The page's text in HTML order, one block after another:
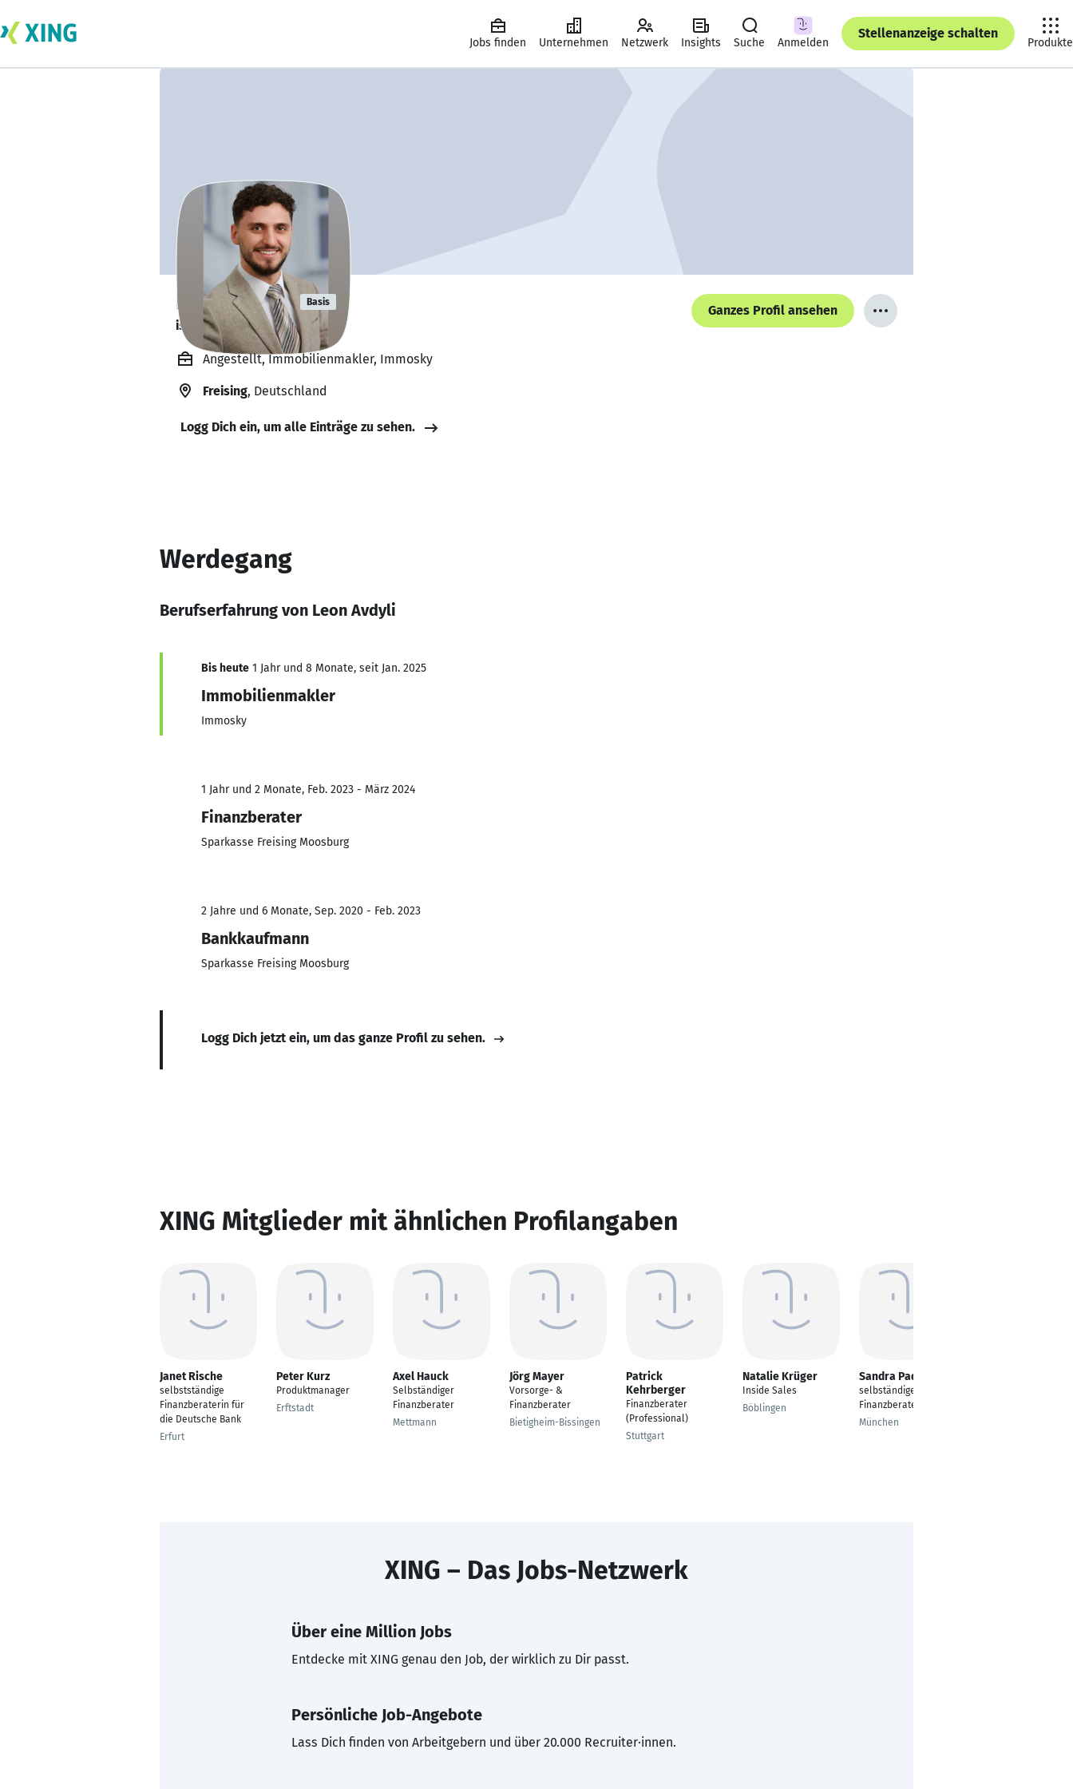
Jobs finden Unternehmen Netzwerk Insights Suche Anmelden
Stellenanzeige schalten
Produkte
Leon Avdyli Basis
ist offen für Projekte. 🔎
Ganzes Profil ansehen
Angestellt, Immobilienmakler, Immosky
Freising, Deutschland
Logg Dich ein, um alle Einträge zu sehen.
Werdegang
Berufserfahrung von Leon Avdyli
Bis heute 1 Jahr und 8 Monate, seit Jan. 2025
Immobilienmakler
Immosky
1 Jahr und 2 Monate, Feb. 2023 - März 2024
Finanzberater
Sparkasse Freising Moosburg
2 Jahre und 6 Monate, Sep. 2020 - Feb. 2023
Bankkaufmann
Sparkasse Freising Moosburg
Logg Dich jetzt ein, um das ganze Profil zu sehen.
XING Mitglieder mit ähnlichen Profilangaben
Janet Rische
selbstständige
Finanzberaterin für
die Deutsche Bank
Erfurt
Peter Kurz
Produktmanager
Erftstadt
Axel Hauck
Selbständiger
Finanzberater
Mettmann
Jörg Mayer
Vorsorge- &
Finanzberater
Bietigheim-Bissingen
Patrick
Kehrberger
Finanzberater
(Professional)
Stuttgart
Natalie Krüger
Inside Sales
Böblingen
Sandra Padberg
selbständige
Finanzberaterin
München
XING – Das Jobs-Netzwerk
Über eine Million Jobs
Entdecke mit XING genau den Job, der wirklich zu Dir passt.
Persönliche Job-Angebote
Lass Dich finden von Arbeitgebern und über 20.000 Recruiter·innen.